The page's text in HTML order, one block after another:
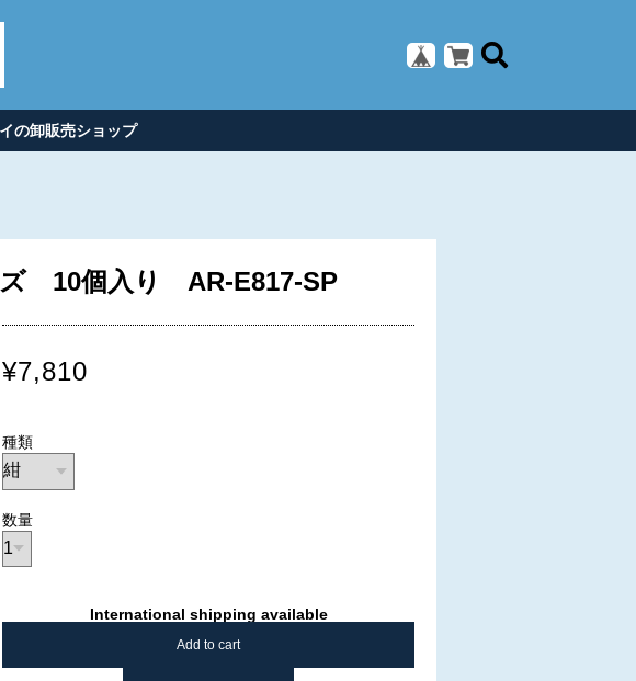
の卸販売ショップ
10個入り AR-E817-SP
¥7,810
種類
数量
International shipping available
Add to cart